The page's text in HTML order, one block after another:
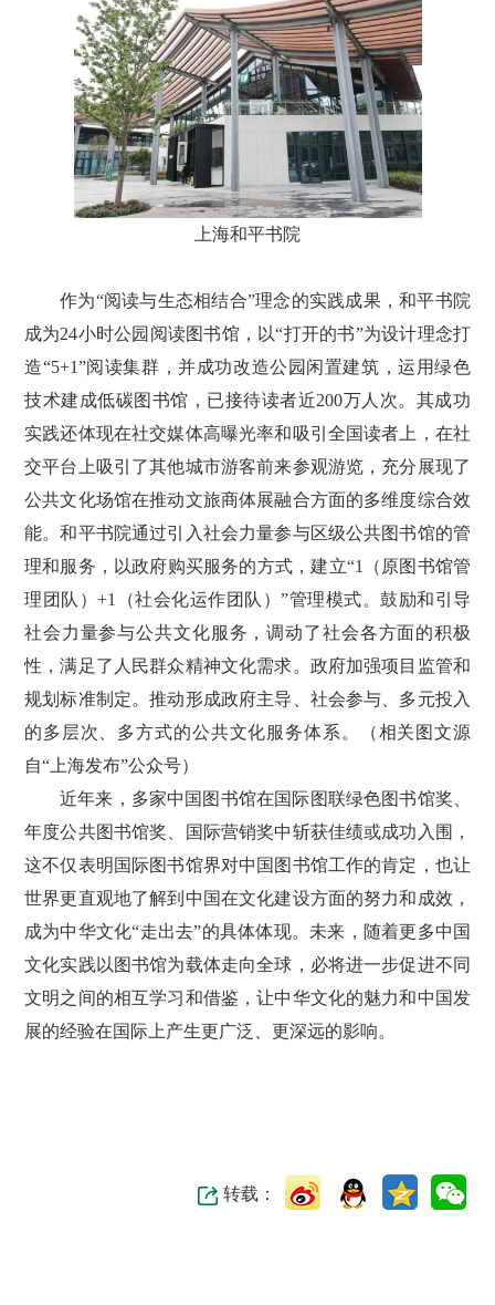
上海和平书院
作为“阅读与生态相结合”理念的实践成果，和平书院
成为24小时公园阅读图书馆，以“打开的书”为设计理念打
造“5+1”阅读集群，并成功改造公园闲置建筑，运用绿色
技术建成低碳图书馆，已接待读者近200万人次。其成功
实践还体现在社交媒体高曝光率和吸引全国读者上，在社
交平台上吸引了其他城市游客前来参观游览，充分展现了
公共文化场馆在推动文旅商体展融合方面的多维度综合效
能。和平书院通过引入社会力量参与区级公共图书馆的管
理和服务，以政府购买服务的方式，建立“1（原图书馆管
理团队）+1（社会化运作团队）”管理模式。鼓励和引导
社会力量参与公共文化服务，调动了社会各方面的积极
性，满足了人民群众精神文化需求。政府加强项目监管和
规划标准制定。推动形成政府主导、社会参与、多元投入
的多层次、多方式的公共文化服务体系。（相关图文源
自“上海发布”公众号）
近年来，多家中国图书馆在国际图联绿色图书馆奖、
年度公共图书馆奖、国际营销奖中斩获佳绩或成功入围，
这不仅表明国际图书馆界对中国图书馆工作的肯定，也让
世界更直观地了解到中国在文化建设方面的努力和成效，
成为中华文化“走出去”的具体体现。未来，随着更多中国
文化实践以图书馆为载体走向全球，必将进一步促进不同
文明之间的相互学习和借鉴，让中华文化的魅力和中国发
展的经验在国际上产生更广泛、更深远的影响。
转载：